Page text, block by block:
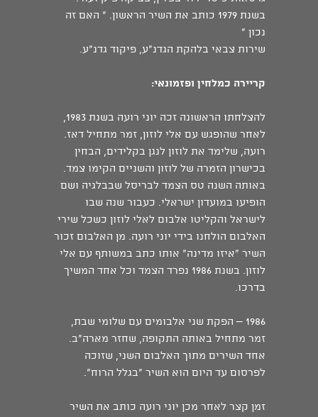
בשנת 1979 כותב את השיר הראשון. " האם זה
נכון "
שירות צבאי בלהקת הגדנ"ע, פיקוד גדנ"ע.
קריירה כמלחין ופזמונאי:
להצלחתו הראשונה זכה יוני רועה בשנת 1983,
לאחר שהופגש עם אלי לוזון, זמר מתחיל דאז.
רועה, שלימד את לוזון לנגן בקלידים, הבחין
בכישרון הזמרה של לוזון והשניים הקימו צמד.
באותה השנה טס הצמד לבריסל שבבלגיה ושם
הופיעו במועדון ישראלי. כעבור שנה שבו
לישראל והקליטו אלבום לאלי לוזון כשכל שירי
האלבום הולחנו בידי יוני רועה. מן האלבום זכור
השיר "איזו מדינה" אותו כתב במשותף עם אלי
לוזון. בשנת 1986 נפרד הצמד וכל אחד המשיך
בדרכו.
1986 – הפקת שני אלבומים עם שלומי שבת,
זמר מתחיל באותה התקופה, שחזר מארה"ב.
אחד השירים מתוך האלבום השני, שזוכה
לפרסום עד היום הוא השיר "בגלל הרוח".
זמן קצר לאחר מכן יוני רועה כותב את השיר